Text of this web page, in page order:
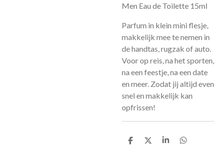
Men Eau de Toilette 15ml
Parfum in klein mini flesje,
makkelijk mee te nemen in
de handtas, rugzak of auto.
Voor op reis, na het sporten,
na een feestje, na een date
en meer. Zodat jij altijd even
snel en makkelijk kan
opfrissen!
D
D
S
D